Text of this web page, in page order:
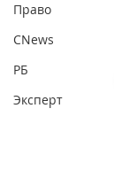
Право
CNews
РБ
Эксперт